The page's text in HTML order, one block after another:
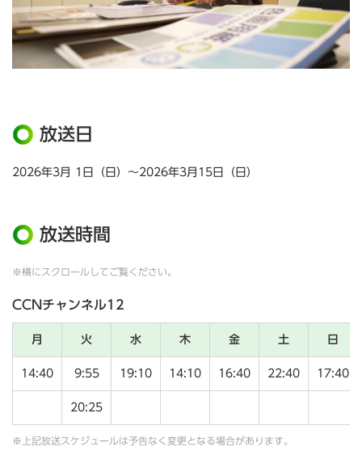
放送日
2026年3月 1日（日）～2026年3月15日（日）
放送時間
※横にスクロールしてご覧ください。
CCNチャンネル12
月 火 水 木 金 土 日
14:40 9:55 19:10 14:10 16:40 22:40 17:40
20:25
※上記放送スケジュールは予告なく変更となる場合があります。